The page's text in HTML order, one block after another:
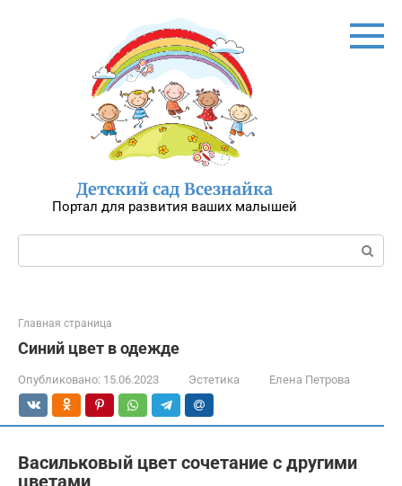
Детский сад Всезнайка
Портал для развития ваших малышей
Поиск:
Главная страница
Синий цвет в одежде
Опубликовано: 15.06.2023 Эстетика Елена Петрова
Васильковый цвет сочетание с другими